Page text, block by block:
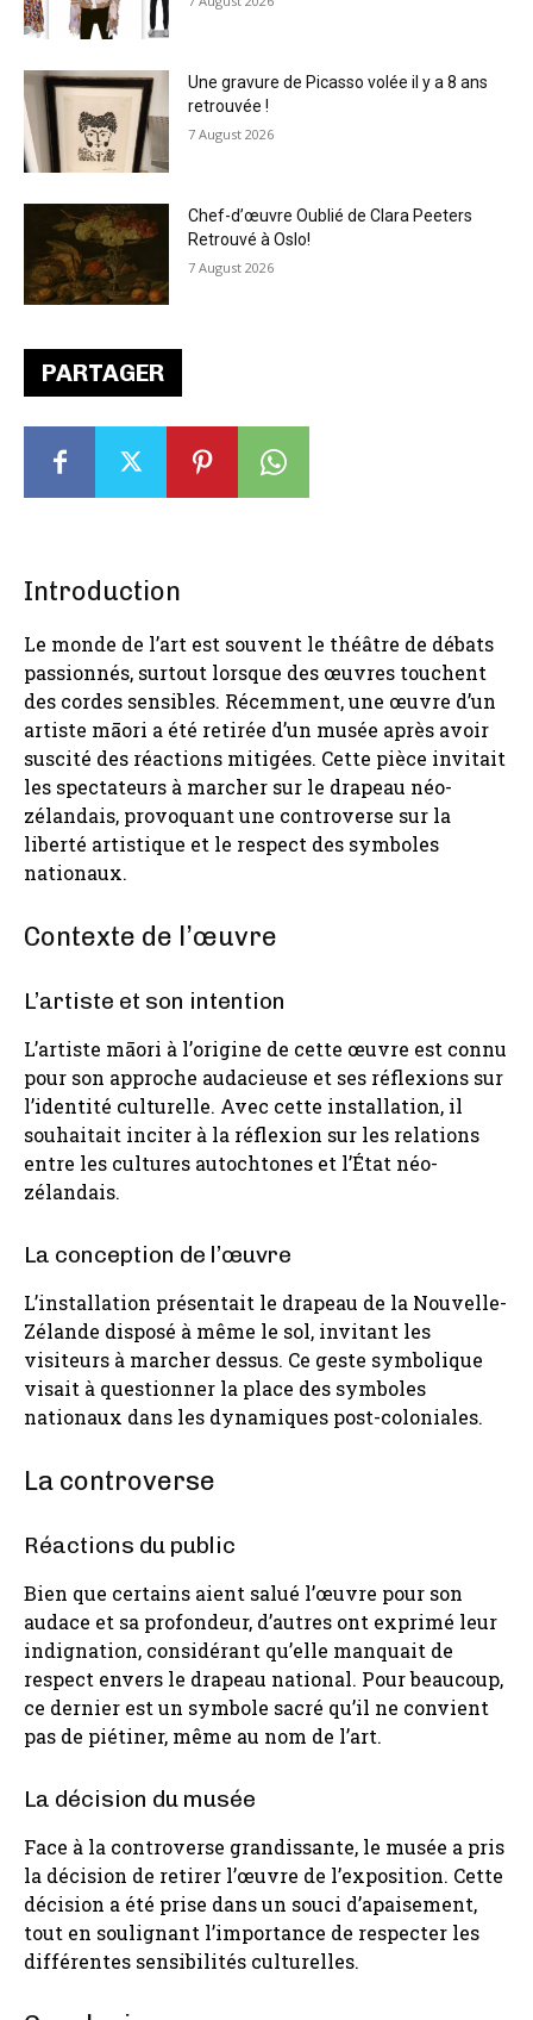
PARTAGER
Introduction
Le monde de l’art est souvent le théâtre de débats
passionnés, surtout lorsque des œuvres touchent
des cordes sensibles. Récemment, une œuvre d’un
artiste māori a été retirée d’un musée après avoir
suscité des réactions mitigées. Cette pièce invitait
les spectateurs à marcher sur le drapeau néo-
zélandais, provoquant une controverse sur la
liberté artistique et le respect des symboles
nationaux.
Contexte de l’œuvre
L’artiste et son intention
L’artiste māori à l’origine de cette œuvre est connu
pour son approche audacieuse et ses réflexions sur
l’identité culturelle. Avec cette installation, il
souhaitait inciter à la réflexion sur les relations
entre les cultures autochtones et l’État néo-
zélandais.
La conception de l’œuvre
L’installation présentait le drapeau de la Nouvelle-
Zélande disposé à même le sol, invitant les
visiteurs à marcher dessus. Ce geste symbolique
visait à questionner la place des symboles
nationaux dans les dynamiques post-coloniales.
La controverse
Réactions du public
Bien que certains aient salué l’œuvre pour son
audace et sa profondeur, d’autres ont exprimé leur
indignation, considérant qu’elle manquait de
respect envers le drapeau national. Pour beaucoup,
ce dernier est un symbole sacré qu’il ne convient
pas de piétiner, même au nom de l’art.
La décision du musée
Face à la controverse grandissante, le musée a pris
la décision de retirer l’œuvre de l’exposition. Cette
décision a été prise dans un souci d’apaisement,
tout en soulignant l’importance de respecter les
différentes sensibilités culturelles.
Une gravure de Picasso volée il y a 8 ans
retrouvée !
7 August 2026
Chef-d’œuvre Oublié de Clara Peeters
Retrouvé à Oslo!
7 August 2026